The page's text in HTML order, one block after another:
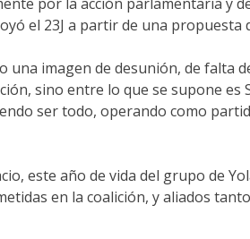
el 23J a partir de una propuesta
una imagen de desunión, de falta
sino entre lo que se supone
ser todo, operando como
este año de vida del grupo de
en la coalición, y aliados